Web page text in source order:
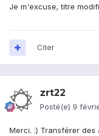
Je m'excuse, titre
Citer
zrt22
Posté(e) 9
Merci. :) Transférer